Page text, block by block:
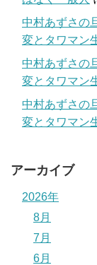
中村あずさの
変とタワマン
中村あずさの
変とタワマン
中村あずさの
変とタワマン
アーカイブ
2026年
8月
7月
6月